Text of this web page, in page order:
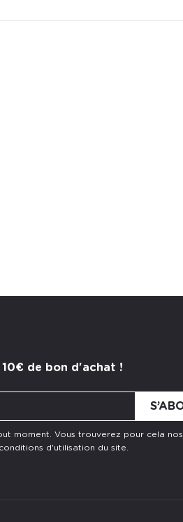
de bon d'achat !
moment. Vous trouverez pour cela nos
d'utilisation du site.